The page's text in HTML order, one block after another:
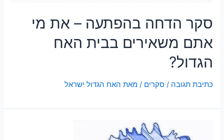
סקר הדחה בהפתעה – את מי
אתם משאירים בבית האח
הגדול?
כתיבת תגובה /סקרים/ מאתהאח הגדול ישראל